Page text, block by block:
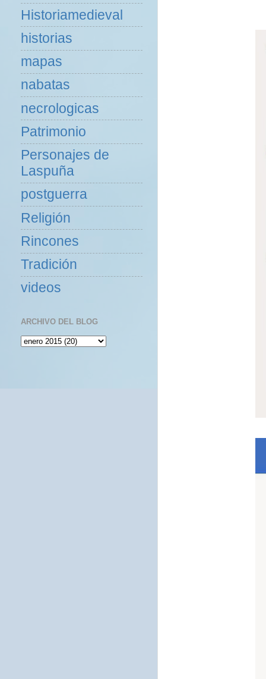
Historiamedieval
historias
mapas
nabatas
necrologicas
Patrimonio
Personajes de
Laspuña
postguerra
Religión
Rincones
Tradición
videos
ARCHIVO DEL BLOG